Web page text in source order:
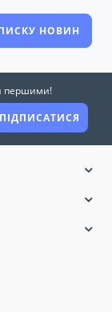
НОВИН
першими!
ПІДПИСАТИСЯ